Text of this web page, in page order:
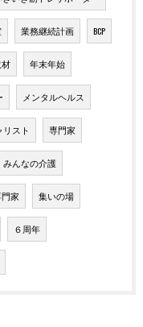
業務継続計画 BCP
年末年始
メンタルヘルス
リスト 専門家
みんなの介護
家 集いの場
６周年